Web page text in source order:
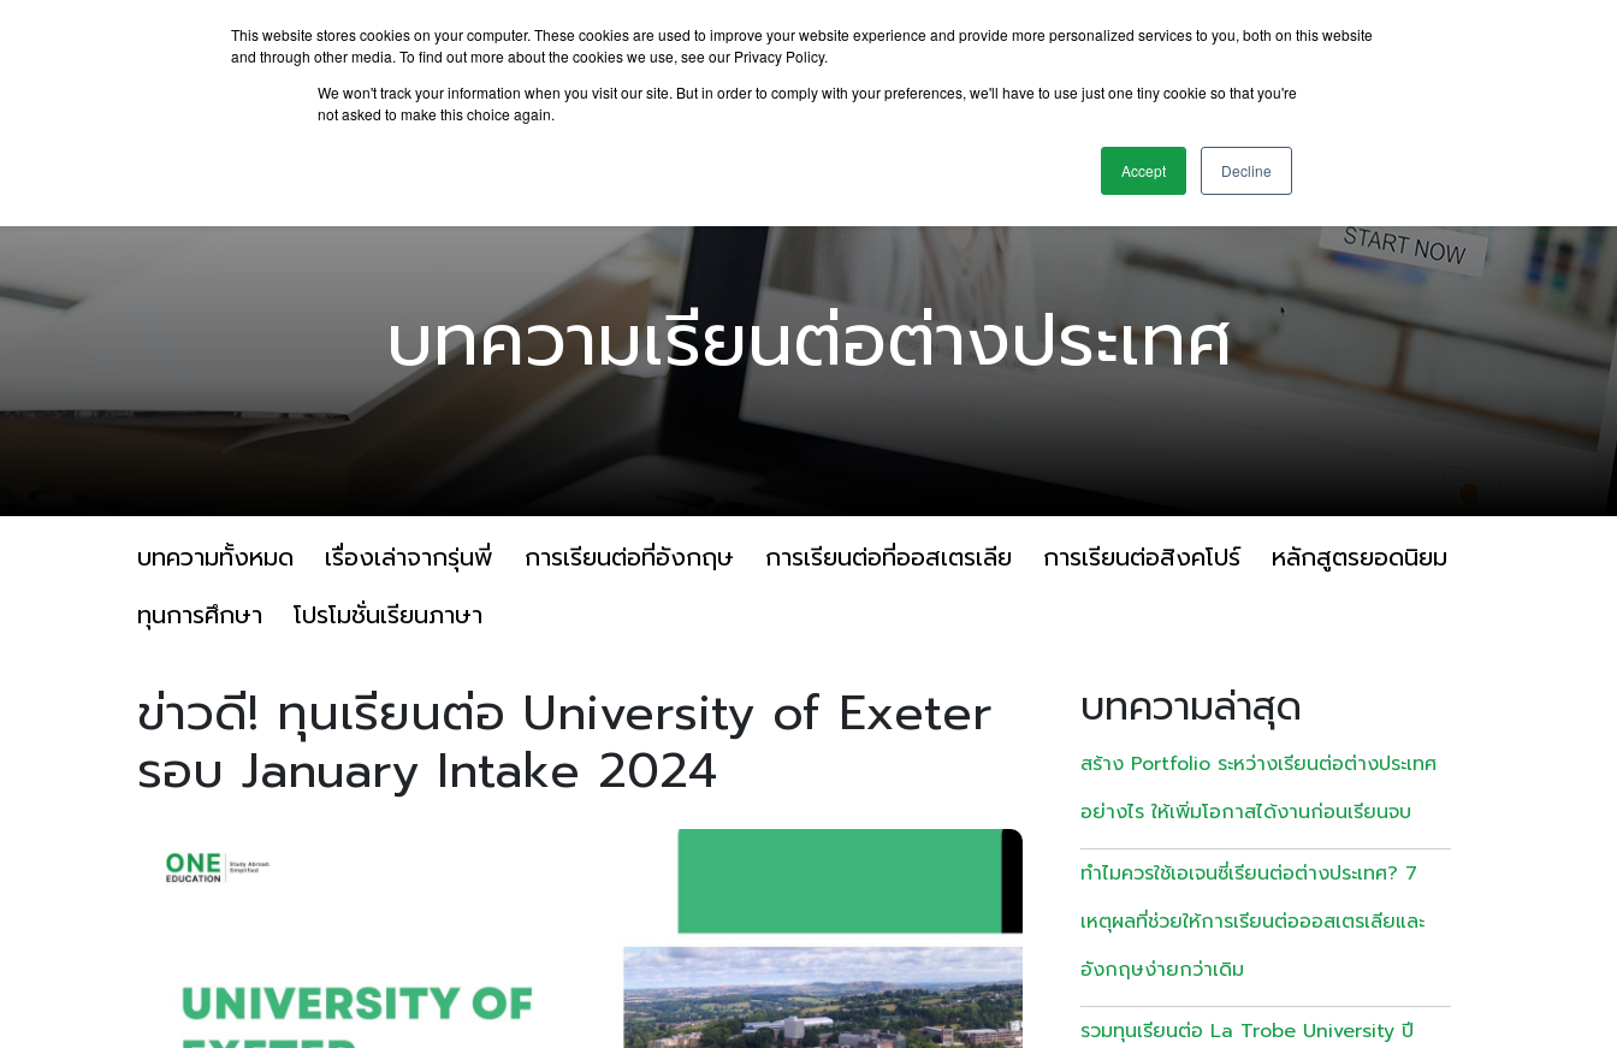
This website stores cookies on your computer. These cookies are used to improve your website experience and provide more personalized services to you, both on this website
and through other media. To find out more about the cookies we use, see our Privacy Policy.
We won't track your information when you visit our site. But in order to comply with your preferences, we'll have to use just one tiny cookie so that you're
not asked to make this choice again.
Accept Decline
ประเทศน่าเรียนต่อ
บทความเรียนต่อต่างประเทศ
บทความทั้งหมด เรื่องเล่าจากรุ่นพี่ การเรียนต่อที่อังกฤษ การเรียนต่อที่ออสเตรเลีย การเรียนต่อสิงคโปร์
หลักสูตรยอดนิยม
ทุนการศึกษา
โปรโมชั่นเรียนภาษา
ข่าวดี! ทุนเรียนต่อ University of Exeter
รอบ January Intake 2024
บทความล่าสุด
สร้าง Portfolio ระหว่างเรียนต่อต่างประเทศ
อย่างไร ให้เพิ่มโอกาสได้งานก่อนเรียนจบ
ทำไมควรใช้เอเจนซี่เรียนต่อต่างประเทศ? 7
เหตุผลที่ช่วยให้การเรียนต่อออสเตรเลียและ
อังกฤษง่ายกว่าเดิม
รวมทุนเรียนต่อ La Trobe University ปี